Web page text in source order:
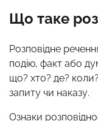
Що таке
Розповідне
подію, факт або
що? хто? де?
запиту чи наказу.
Ознаки